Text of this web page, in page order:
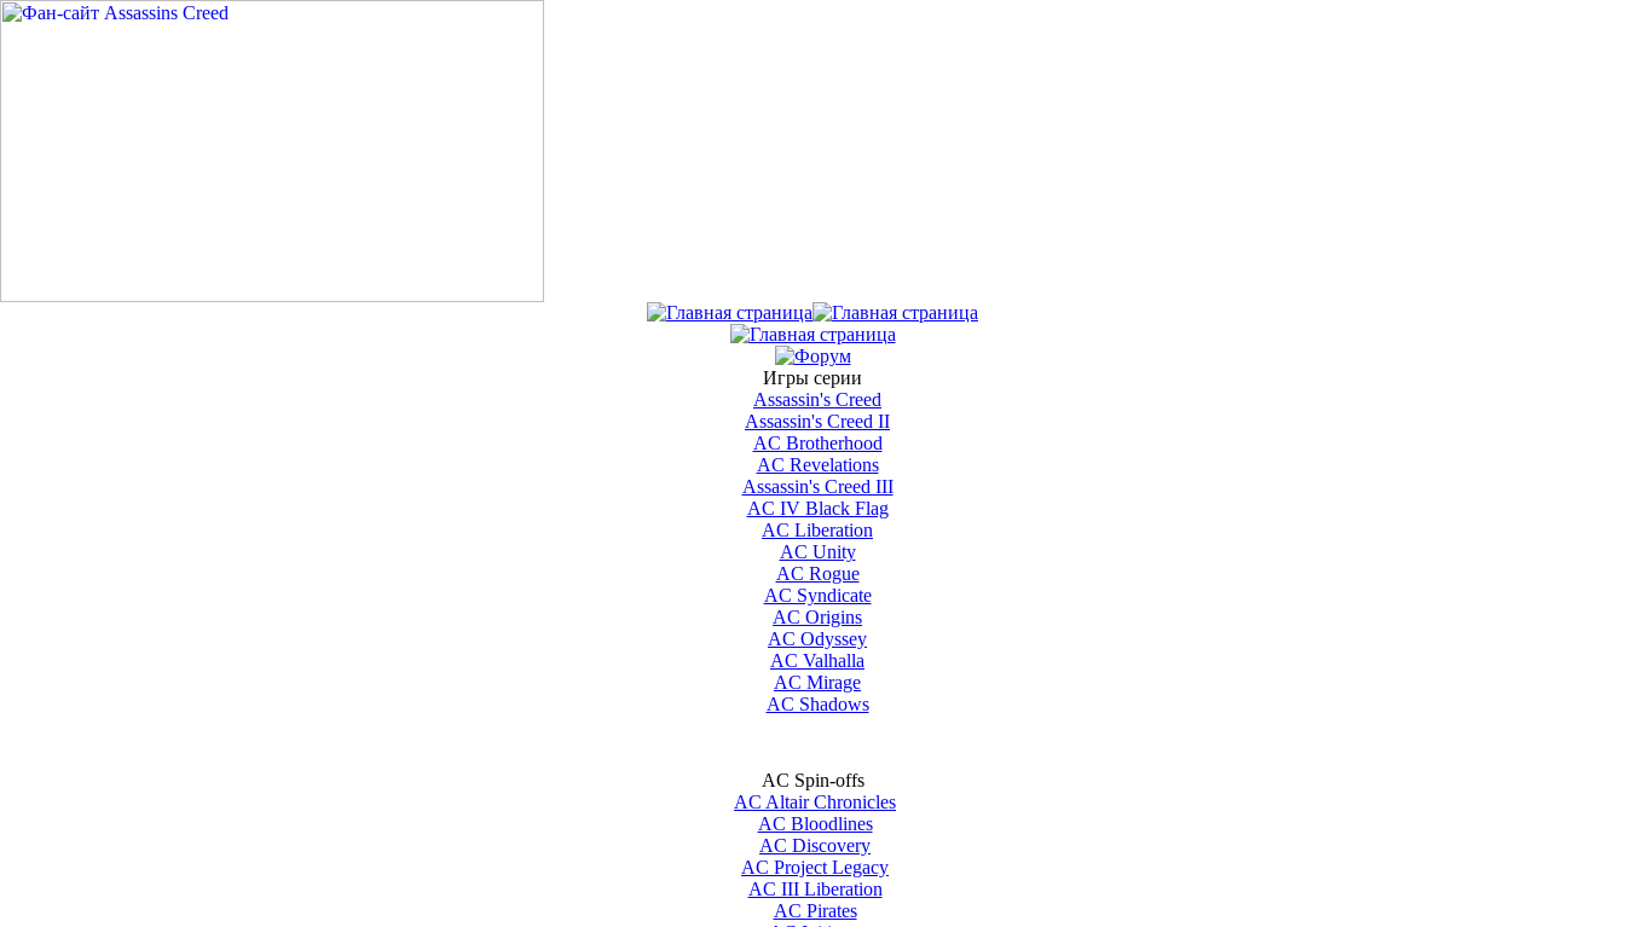
Игры серии
Assassin's Creed
Assassin's Creed II
AС Brotherhood
AC Revelations
Assassin's Creed III
AC IV Black Flag
AC Liberation
AC Unity
AC Rogue
AC Syndicate
AC Origins
AC Odyssey
AC Valhalla
AC Mirage
AC Shadows
AC Spin-offs
AC Altair Chronicles
AC Bloodlines
AC Discovery
AC Project Legacy
AC III Liberation
AC Pirates